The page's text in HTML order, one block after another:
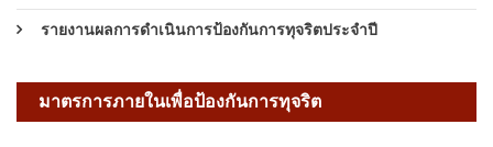
รายงานผลการดำเนินการป้องกันการทุจริตประจำปี
มาตรการภายในเพื่อป้องกันการทุจริต